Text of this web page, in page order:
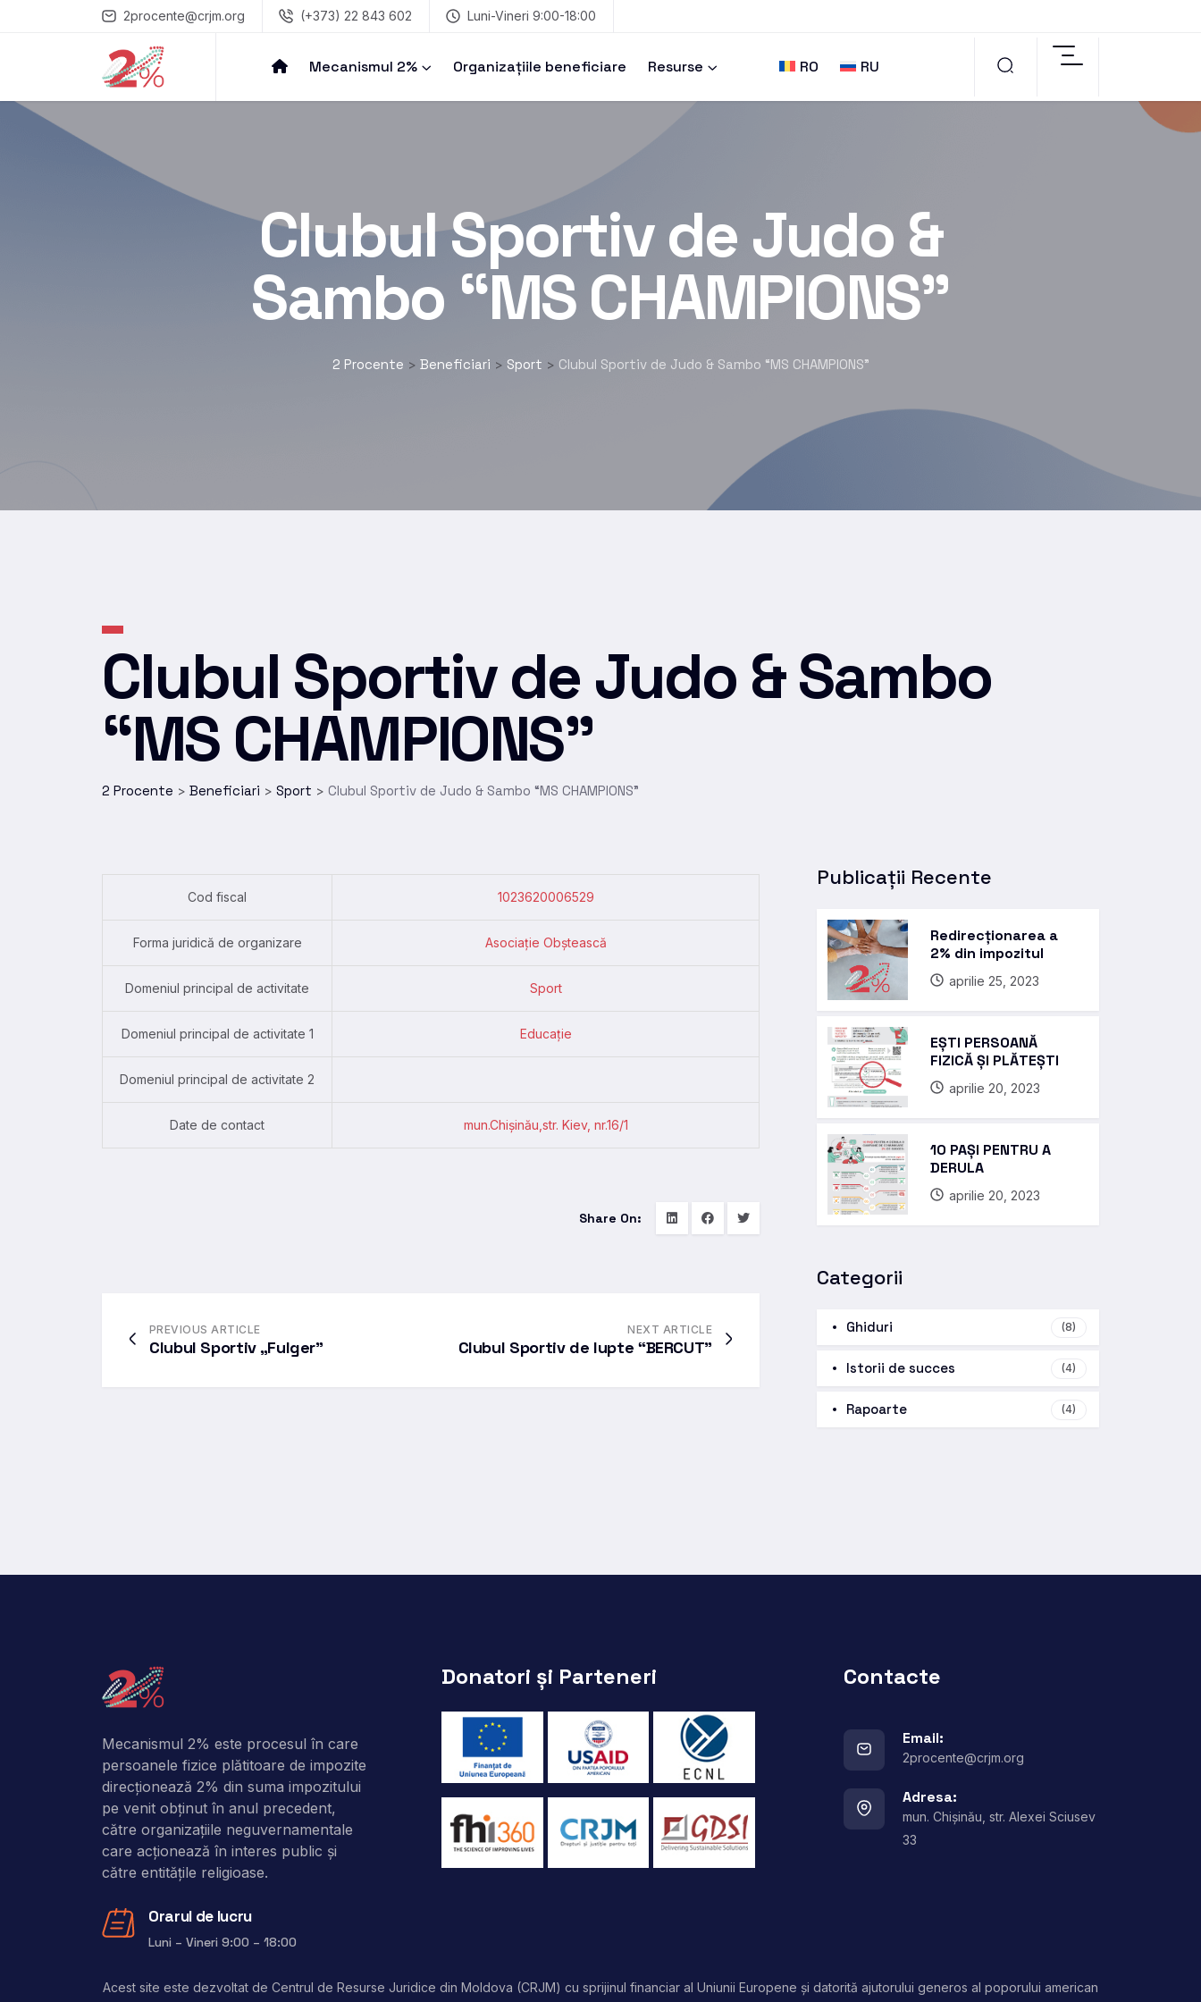
2procente@crjm.org (+373) 22 843 602 Luni-Vineri 9:00-18:00
Mecanismul 2% Organizațiile beneficiare Resurse RO RU
Clubul Sportiv de Judo &
Sambo “MS CHAMPIONS”
2 Procente > Beneficiari > Sport > Clubul Sportiv de Judo & Sambo “MS CHAMPIONS”
Clubul Sportiv de Judo & Sambo
“MS CHAMPIONS”
2 Procente > Beneficiari > Sport > Clubul Sportiv de Judo & Sambo “MS CHAMPIONS”
Cod fiscal 1023620006529
Forma juridică de organizare Asociație Obștească
Domeniul principal de activitate Sport
Domeniul principal de activitate 1 Educație
Domeniul principal de activitate 2
Date de contact mun.Chişinău,str. Kiev, nr.16/1
Share On:
PREVIOUS ARTICLE
Clubul Sportiv „Fulger”
NEXT ARTICLE
Clubul Sportiv de lupte “BERCUT”
Publicații Recente
Redirecționarea a
2% din impozitul
aprilie 25, 2023
EȘTI PERSOANĂ
FIZICĂ ȘI PLĂTEȘTI
aprilie 20, 2023
10 PAȘI PENTRU A
DERULA
aprilie 20, 2023
Categorii
Ghiduri (8)
Istorii de succes (4)
Rapoarte (4)
Mecanismul 2% este procesul în care
persoanele fizice plătitoare de impozite
direcţionează 2% din suma impozitului
pe venit obţinut în anul precedent,
către organizaţiile neguvernamentale
care acţionează în interes public şi
către entitățile religioase.
Orarul de lucru
Luni – Vineri 9:00 – 18:00
Donatori și Parteneri Contacte
Email:
2procente@crjm.org
Adresa:
mun. Chișinău, str. Alexei Sciusev
33
Acest site este dezvoltat de Centrul de Resurse Juridice din Moldova (CRJM) cu sprijinul financiar al Uniunii Europene și datorită ajutorului generos al poporului american